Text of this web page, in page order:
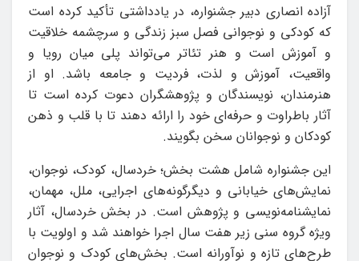
آزاده انصاری دبیر جشنواره، در یادداشتی تأکید کرده است
که کودکی و نوجوانی فصل سبز زندگی و سرچشمه خلاقیت
و آموزش است و هنر تئاتر می‌تواند پلی میان رویا و
واقعیت، آموزش و لذت، فردیت و جامعه باشد. او از
هنرمندان، نویسندگان و پژوهشگران دعوت کرده است تا
آثار باطراوت و حرفه‌ای خود را ارائه دهند تا با قلب و ذهن
کودکان و نوجوانان سخن بگویند.
این جشنواره شامل هشت بخش‌؛ خردسال، کودک، نوجوان،
نمایش‌های خیابانی و دیگرگونه‌های اجرایی، ملل، مهمان،
نمایشنامه‌نویسی و پژوهش است. در بخش خردسال، آثار
ویژه گروه سنی زیر هفت سال اجرا خواهند شد و اولویت با
طرح‌های تازه و نوآورانه است. بخش‌های کودک و نوجوان